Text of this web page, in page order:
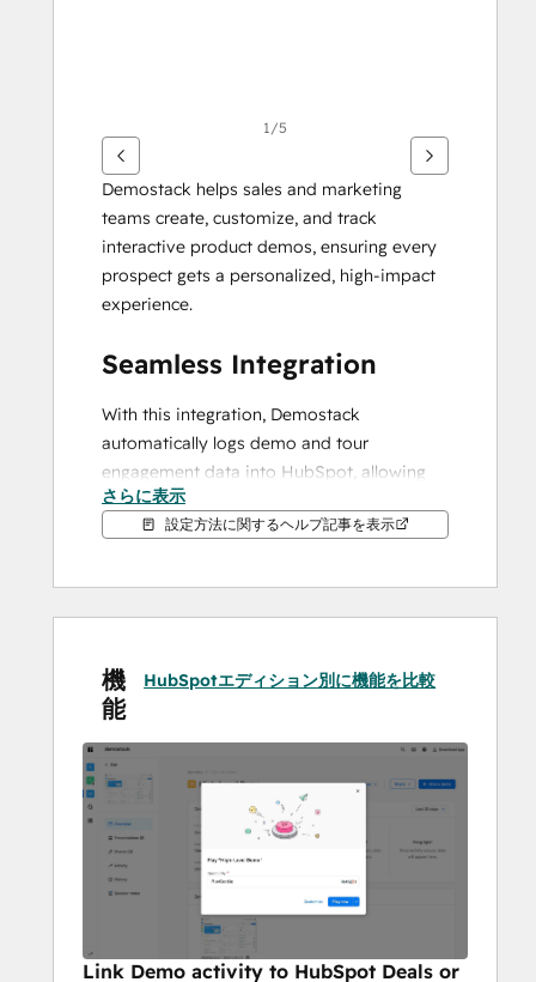
用
し
ま
す
1/5
Demostack helps sales and marketing
teams create, customize, and track
interactive product demos, ensuring every
prospect gets a personalized, high-impact
experience.
Seamless Integration
With this integration, Demostack
automatically logs demo and tour
engagement data into HubSpot, allowing
sales reps and marketers to:
Use demo interaction data to
Marketing Teams
Turn product tours into a growth tool,
automatically creating and enriching
HubSpot Contacts.
Gain insights into how prospects
engage with demos to refine
さらに表示
設定方法に関するヘルプ記事を表示
機
能
HubSpotエディション別に機能を比較
Link Demo activity to HubSpot Deals or